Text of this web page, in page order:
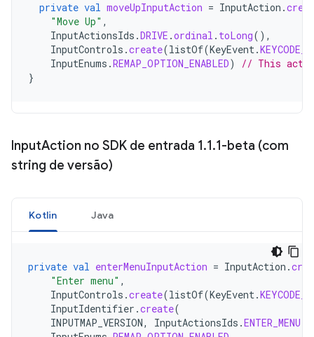
private val moveUpInputAction = InputAction .
"Move Up" ,
InputActionsIds .DRIVE .ordinal . toLong(),
InputControls .create(listOf(KeyEvent.KEYCODE_W
InputEnums .REMAP_OPTION_ENABLED)
// This
}
InputAction no SDK de entrada 1.1.1-beta (com
string de versão)
Kotlin Java
private val enterMenuInputAction = InputAction .
"Enter menu" ,
InputControls .create(listOf(KeyEvent.
InputIdentifier .create(
INPUTMAP_VERSION, InputActionsIds .ENTER_MENU